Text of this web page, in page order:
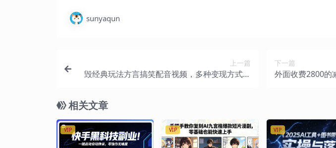
sunyaqun
上一篇
毁经典玩法方言搞笑配音视频，多种变现方式，
下一篇
外面收费2800的
相关文章
VIP VIP VIP